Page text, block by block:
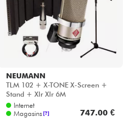
NEUMANN
TLM 102 + X-TONE X-Screen +
Stand + Xlr Xlr 6M
Internet
Magasins [?] 747.00 €